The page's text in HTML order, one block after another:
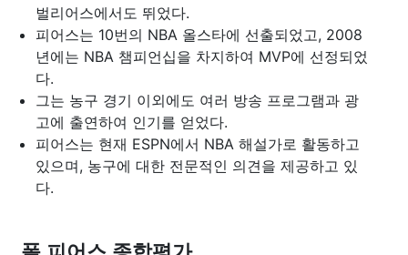
벌리어스에서도 뛰었다.
피어스는 10번의 NBA 올스타에 선출되었고, 2008
년에는 NBA 챔피언십을 차지하여 MVP에 선정되었
다.
그는 농구 경기 이외에도 여러 방송 프로그램과 광
고에 출연하여 인기를 얻었다.
피어스는 현재 ESPN에서 NBA 해설가로 활동하고
있으며, 농구에 대한 전문적인 의견을 제공하고 있
다.